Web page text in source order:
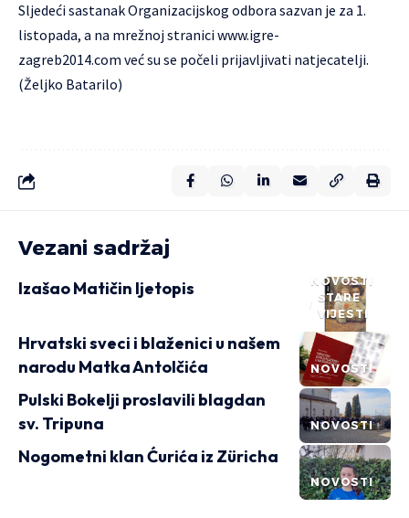
Sljedeći sastanak Organizacijskog odbora sazvan je za 1.
listopada, a na mrežnoj straniciwww.igre-
zagreb2014.com već su se počeli prijavljivati natjecatelji.
(Željko Batarilo)
Vezani sadržaj
NOVOSTI
STARE
VIJESTI
Izašao Matičin ljetopis
NOVOSTI
Hrvatski sveci i blaženici u našem
narodu Matka Antolčića
NOVOSTI
Pulski Bokelji proslavili blagdan
sv. Tripuna
NOVOSTI
Nogometni klan Ćurića iz Züricha